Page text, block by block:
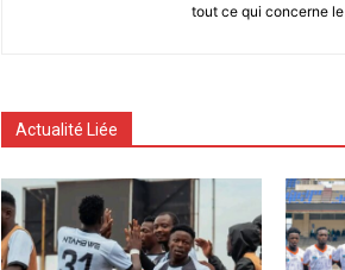
tout ce qui concerne le
Actualité Liée